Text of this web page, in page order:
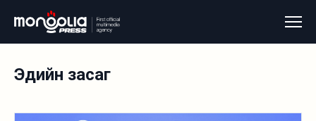
Эдийн засаг